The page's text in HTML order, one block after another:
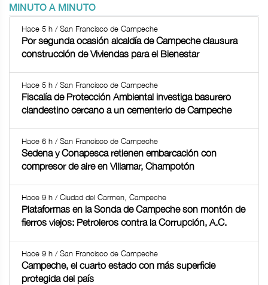
MINUTO A MINUTO
Hace 5 h / San Francisco de Campeche
Por segunda ocasión alcaldía de Campeche clausura
construcción de Viviendas para el Bienestar
Hace 5 h / San Francisco de Campeche
Fiscalía de Protección Ambiental investiga basurero
clandestino cercano a un cementerio de Campeche
Hace 6 h / San Francisco de Campeche
Sedena y Conapesca retienen embarcación con
compresor de aire en Villamar, Champotón
Hace 9 h / Ciudad del Carmen, Campeche
Plataformas en la Sonda de Campeche son montón de
fierros viejos: Petroleros contra la Corrupción, A.C.
Hace 9 h / San Francisco de Campeche
Campeche, el cuarto estado con más superficie
protegida del país